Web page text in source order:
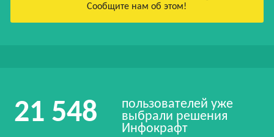
Сообщите нам об этом!
21 548
пользователей уже
выбрали решения
Инфокрафт